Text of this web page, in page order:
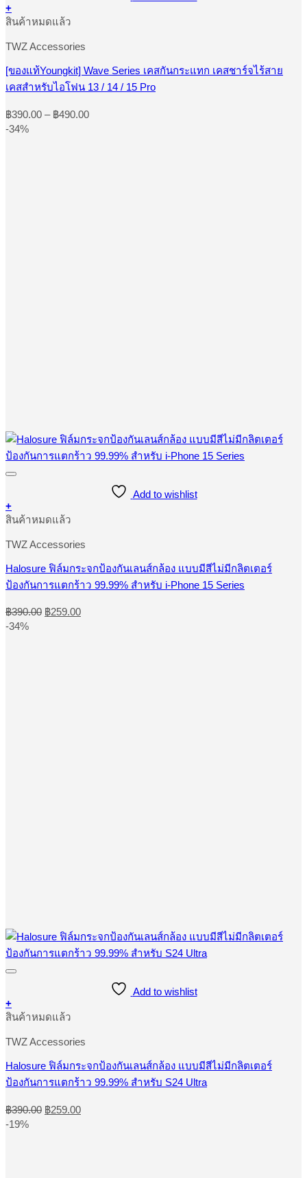
+
This
has
multiple
variants.
The
options
be
chosen
on
สินค้าหมดแล้ว
TWZ Accessories
[ของแท้Youngkit] Wave Series เคสกันกระแทก เคสชาร์จไร้สาย
เคสสำหรับไอโฟน 13 / 14 / 15 Pro
฿390.00 – ฿490.00Price
-34%
Add to wishlist
+
This
has
multiple
variants.
The
options
be
chosen
on
สินค้าหมดแล้ว
TWZ Accessories
Halosure ฟิล์มกระจกป้องกันเลนส์กล้อง แบบมีสีไม่มีกลิตเตอร์
ป้องกันการแตกร้าว 99.99% สําหรับ i-Phone 15 Series
฿390.00 Original
price
฿259.00Current
price
-34%
Add to wishlist
+
This
has
multiple
variants.
The
options
be
chosen
on
สินค้าหมดแล้ว
TWZ Accessories
Halosure ฟิล์มกระจกป้องกันเลนส์กล้อง แบบมีสีไม่มีกลิตเตอร์
ป้องกันการแตกร้าว 99.99% สําหรับ S24 Ultra
฿390.00 Original
price
฿259.00Current
price
-19%